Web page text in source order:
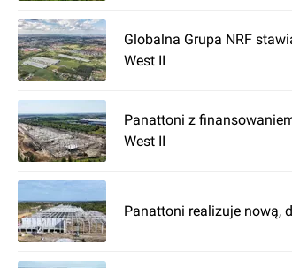
Globalna Grupa NRF
West II
Panattoni z
West II
Panattoni realizuje nową,